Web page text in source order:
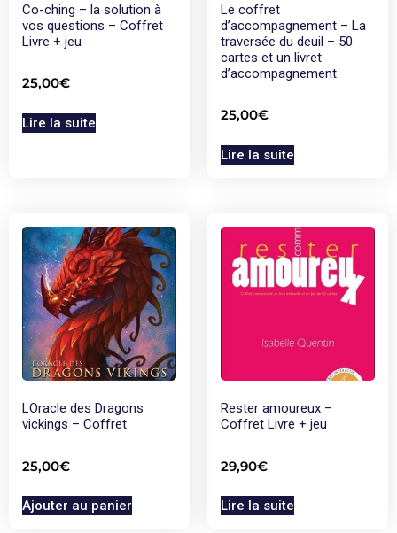
Co-ching – la solution à
vos questions – Coffret
Livre + jeu
25,00€
Lire la suite
Le coffret
d’accompagnement – La
traversée du deuil – 50
cartes et un livret
d’accompagnement
25,00€
Lire la suite
LOracle des Dragons
vickings – Coffret
25,00€
Ajouter au panier
Rester amoureux –
Coffret Livre + jeu
29,90€
Lire la suite